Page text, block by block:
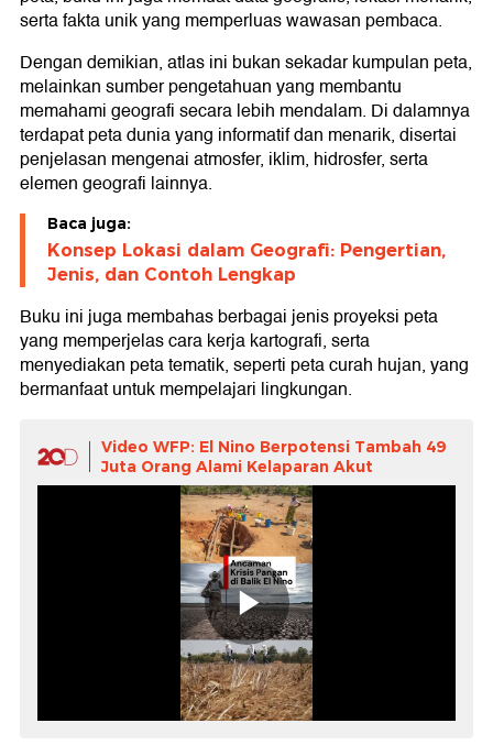
serta fakta unik yang memperluas wawasan pembaca.
Dengan demikian, atlas ini bukan sekadar kumpulan peta,
melainkan sumber pengetahuan yang membantu
memahami geografi secara lebih mendalam. Di dalamnya
terdapat peta dunia yang informatif dan menarik, disertai
penjelasan mengenai atmosfer, iklim, hidrosfer, serta
elemen geografi lainnya.
Baca juga:
Konsep Lokasi dalam Geografi: Pengertian,
Jenis, dan Contoh Lengkap
Buku ini juga membahas berbagai jenis proyeksi peta
yang memperjelas cara kerja kartografi, serta
menyediakan peta tematik, seperti peta curah hujan, yang
bermanfaat untuk mempelajari lingkungan.
Video WFP: El Nino Berpotensi Tambah 49
Juta Orang Alami Kelaparan Akut